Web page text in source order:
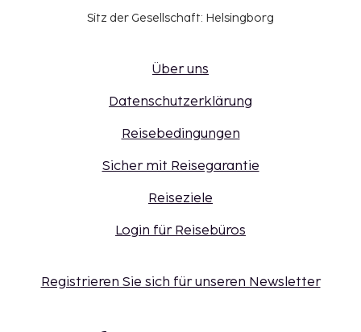
Sitz der Gesellschaft: Helsingborg
Über uns
Datenschutzerklärung
Reisebedingungen
Sicher mit Reisegarantie
Reiseziele
Login für Reisebüros
Registrieren Sie sich für unseren Newsletter